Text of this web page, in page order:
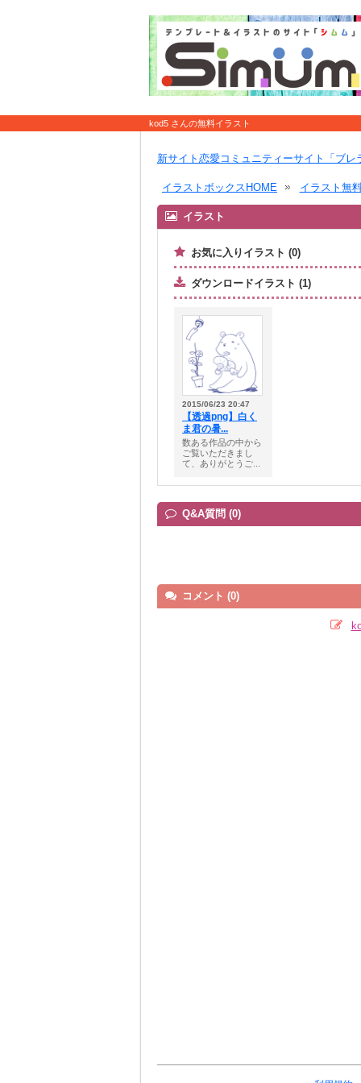
kod5 さんの無料イラスト
新サイト恋愛コミュニティーサイト「ブレ
イラストボックスHOME イラスト無
イラスト
お気に入りイラスト (0)
ダウンロードイラスト (1)
2015/06/23 20:47
【透過png】白く
ま君の暑...
数ある作品の中から
ご覧いただきまし
て、ありがとうご...
Q&A質問 (0)
コメント (0)